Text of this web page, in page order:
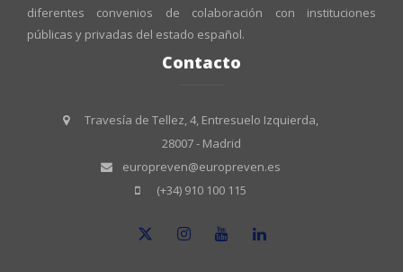
diferentes convenios de colaboración con instituciones
públicas y privadas del estado español.
Contacto
Travesía de Tellez, 4, Entresuelo Izquierda,
28007 - Madrid
europreven@europreven.es
(+34) 910 100 115